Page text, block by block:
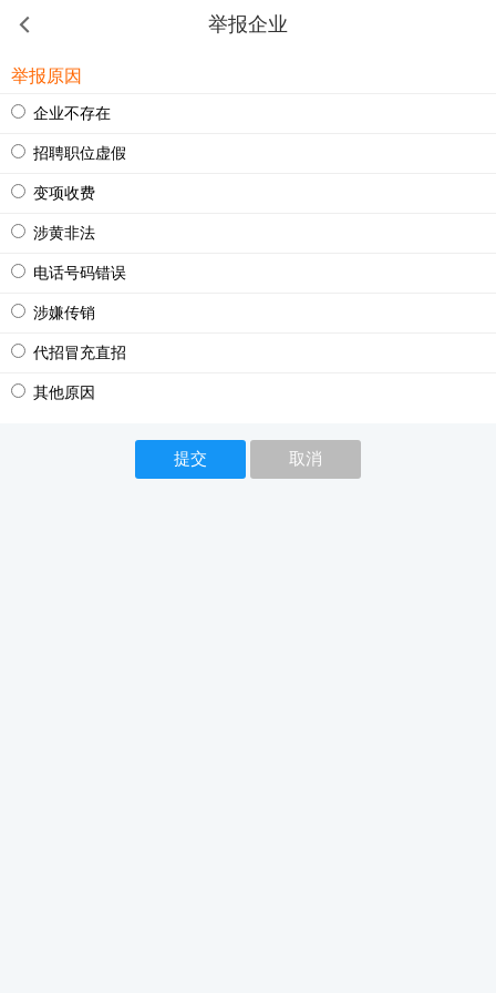
举报企业
举报原因
企业不存在
招聘职位虚假
变项收费
涉黄非法
电话号码错误
涉嫌传销
代招冒充直招
其他原因
提交 取消